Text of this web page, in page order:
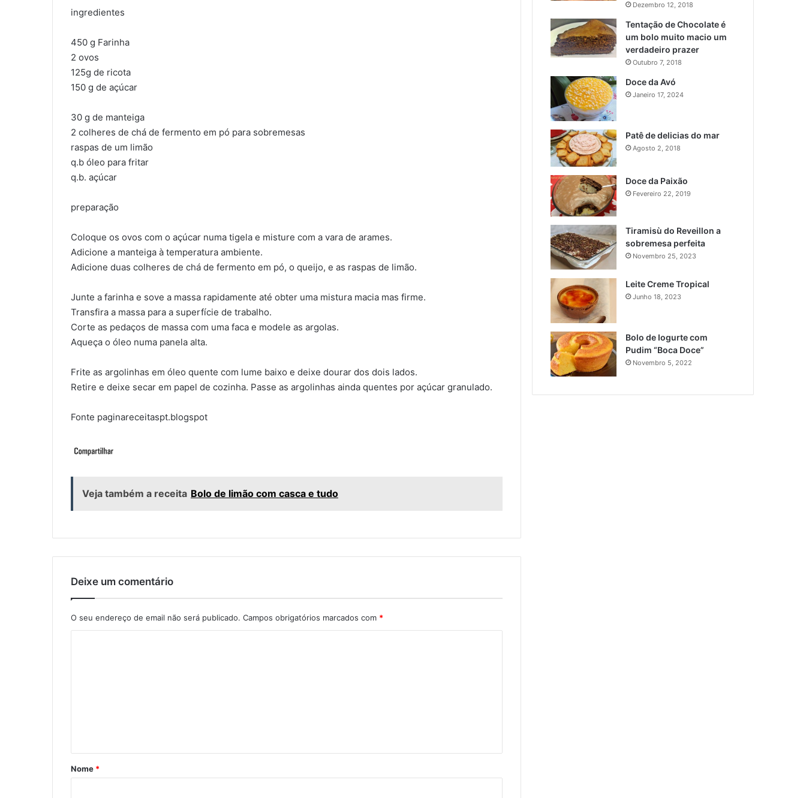
ingredientes
450 g Farinha
2 ovos
125g de ricota
150 g de açúcar
30 g de manteiga
2 colheres de chá de fermento em pó para sobremesas
raspas de um limão
q.b óleo para fritar
q.b. açúcar
preparação
Coloque os ovos com o açúcar numa tigela e misture com a vara de arames.
Adicione a manteiga à temperatura ambiente.
Adicione duas colheres de chá de fermento em pó, o queijo, e as raspas de limão.
Junte a farinha e sove a massa rapidamente até obter uma mistura macia mas firme.
Transfira a massa para a superfície de trabalho.
Corte as pedaços de massa com uma faca e modele as argolas.
Aqueça o óleo numa panela alta.
Frite as argolinhas em óleo quente com lume baixo e deixe dourar dos dois lados.
Retire e deixe secar em papel de cozinha. Passe as argolinhas ainda quentes por açúcar granulado.
Fonte paginareceitaspt.blogspot
Veja também a receita Bolo de limão com casca e tudo
Deixe um comentário
O seu endereço de email não será publicado. Campos obrigatórios marcados com *
rNome *
Dezembro 12, 2018
Tentação de Chocolate é
um bolo muito macio um
verdadeiro prazer
Outubro 7, 2018
Doce da Avó
Janeiro 17, 2024
Patê de delicias do mar
Agosto 2, 2018
Doce da Paixão
Fevereiro 22, 2019
Tiramisù do Reveillon a
sobremesa perfeita
Novembro 25, 2023
Leite Creme Tropical
Junho 18, 2023
Bolo de Iogurte com
Pudim “Boca Doce”
Novembro 5, 2022